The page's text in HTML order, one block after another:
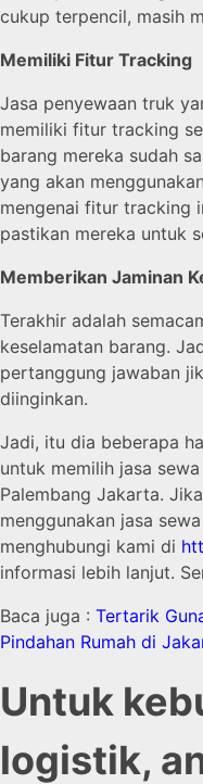
cukup terpencil, masih
Memiliki Fitur Tracking
Jasa penyewaan truk
memiliki fitur tracking
barang mereka sudah
yang akan
mengenai fitur tracking
pastikan mereka untuk
Memberikan Jaminan
Terakhir adalah
keselamatan barang.
pertanggung jawaban
diinginkan.
Jadi, itu dia beberapa
untuk memilih jasa
Palembang Jakarta.
menggunakan jasa
menghubungi kami di
informasi lebih lanjut.
Baca juga : Tertarik
Pindahan Rumah di
Untuk
logistik,